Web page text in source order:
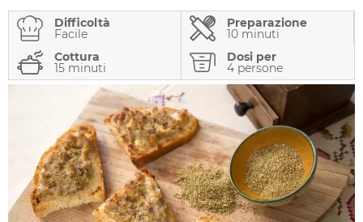
Difficoltà
Facile
Preparazione
10 minuti
Cottura
15 minuti
Dosi per
4 persone